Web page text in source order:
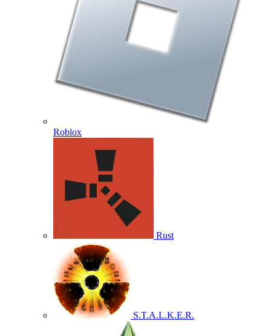
Roblox
Rust
S.T.A.L.K.E.R.